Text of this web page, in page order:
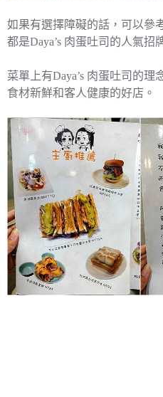
如果有選擇障礙的話，可以參
都是Daya’s 肉蛋吐司的人氣招
菜單上有Daya’s 肉蛋吐司的理
食材新鮮和客人健康的好店。